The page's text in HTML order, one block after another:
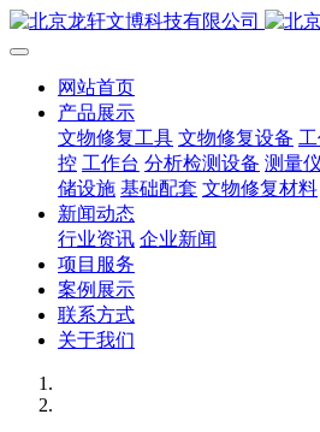
网站首页
产品展示
文物修复工具 文物修复设备
控 工作台 分析检测设备 测量
储设施 基础配套 文物修复材料
新闻动态
行业资讯 企业新闻
项目服务
案例展示
联系方式
关于我们